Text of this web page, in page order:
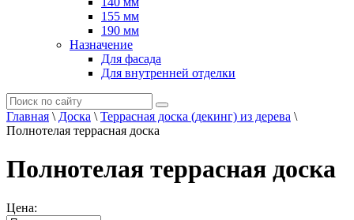
155 мм
190 мм
Назначение
Для фасада
Для внутренней отделки
Главная \ Доска \ Террасная доска (декинг) из дерева \
Полнотелая террасная доска
Полнотелая террасная доска
Цена: